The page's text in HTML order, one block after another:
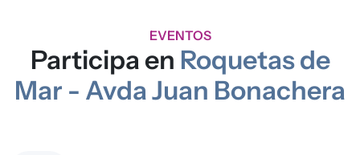
EVENTOS
Participa en Roquetas de
Mar - Avda Juan Bonachera